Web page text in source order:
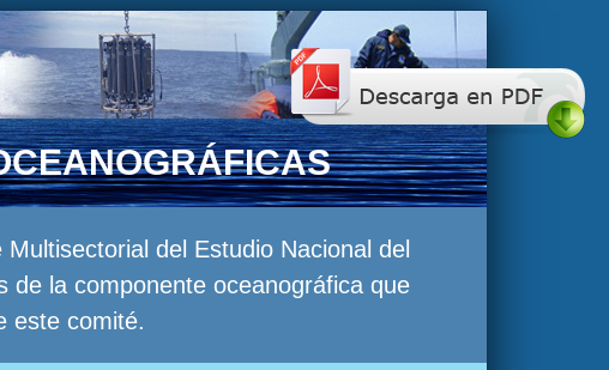
del Estudio Nacional del
de la componente oceanográfica que
este comité.